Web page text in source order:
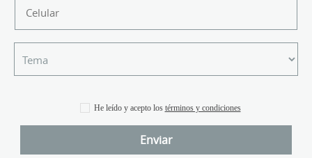
He leído y acepto los términos y condiciones